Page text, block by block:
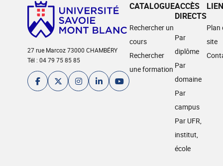
27 rue Marcoz 73000 CHAMBÉRY
Tél : 04 79 75 85 85
CATALOGUE
Rechercher un
cours
Rechercher
une formation
ACCÈS
DIRECTS
Par
diplôme
Par
domaine
Par
campus
Par UFR,
institut,
école
Plan
site